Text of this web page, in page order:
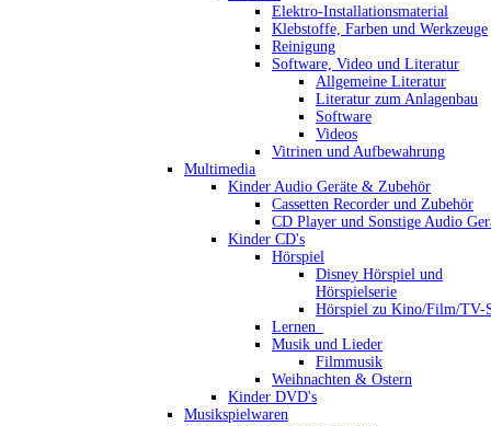
Elektro-Installationsmaterial
Klebstoffe, Farben und Werkzeuge
Reinigung
Software, Video und Literatur
Allgemeine Literatur
Literatur zum Anlagenbau
Software
Videos
Vitrinen und Aufbewahrung
Multimedia
Kinder Audio Geräte & Zubehör
Cassetten Recorder und Zubehör
CD Player und Sonstige Audio
Kinder CD's
Hörspiel
Disney Hörspiel und
Hörspielserie
Hörspiel zu Kino/Film/TV-
Lernen_
Musik und Lieder
Filmmusik
Weihnachten & Ostern
Kinder DVD's
Musikspielwaren